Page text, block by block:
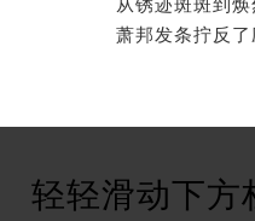
金霍洛街萧邦售后服务中心
央街萧邦售后服务中心（
特市光明街与额尔敦路交叉
兴安大街萧邦售后服务中心
从锈迹斑斑到
萧邦发条拧反
轻轻滑动下方